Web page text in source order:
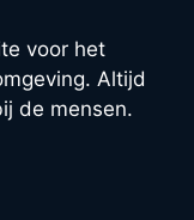
voor het
Altijd
de mensen.